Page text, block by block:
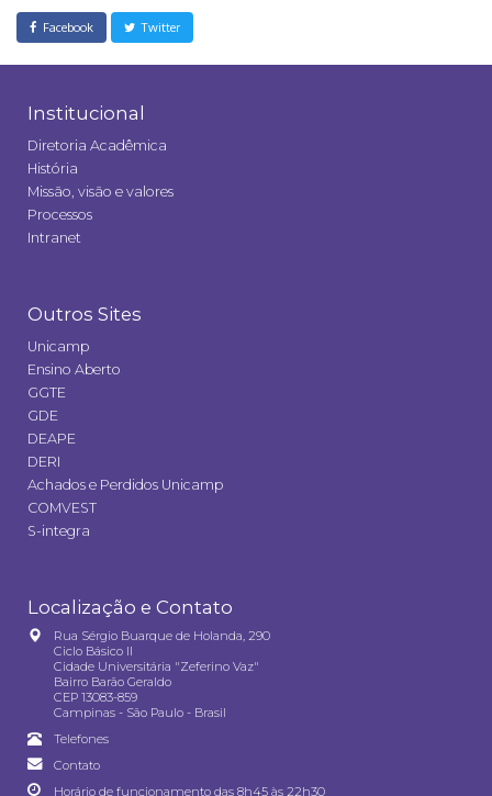
Facebook Twitter
Institucional
Diretoria Acadêmica
História
Missão, visão e valores
Processos
Intranet
Outros Sites
Unicamp
Ensino Aberto
GGTE
GDE
DEAPE
DERI
Achados e Perdidos Unicamp
COMVEST
S-integra
Localização e Contato
Rua Sérgio Buarque de Holanda, 290
Ciclo Básico II
Cidade Universitária "Zeferino Vaz"
Bairro Barão Geraldo
CEP 13083-859
Campinas - São Paulo - Brasil
Telefones
Contato
Horário de funcionamento das 8h45 às 22h30